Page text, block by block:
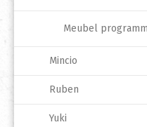
Meubel
Mincio
Ruben
Yuki